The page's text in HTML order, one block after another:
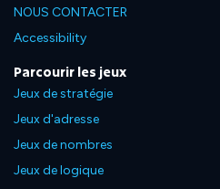
NOUS CONTACTER
Accessibility
Parcourir les jeux
Jeux de stratégie
Jeux d'adresse
Jeux de nombres
Jeux de logique